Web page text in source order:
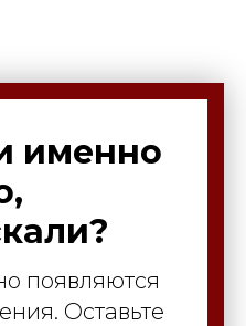
именно
появляются
Оставьте